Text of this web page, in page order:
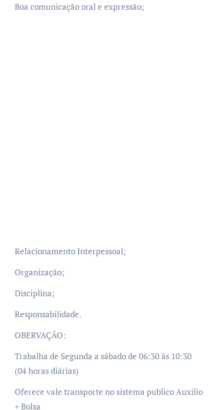
Boa comunicação oral e expressão;
Relacionamento Interpessoal;
Organização;
Disciplina;
Responsabilidade.
OBERVAÇÃO:
Trabalha de Segunda a sábado de 06:30 às 10:30
(04 horas diárias)
Oferece vale transporte no sistema publico Auxilio
+ Bolsa